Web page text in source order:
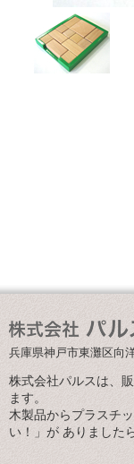
兵庫県神戸市東灘区向
株式会社パルスは、
ます。
木製品からプラスチ
い！」が ありました